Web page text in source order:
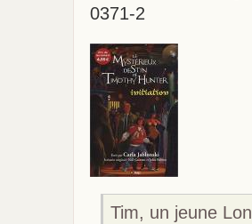
0371-2
Tim, un jeune